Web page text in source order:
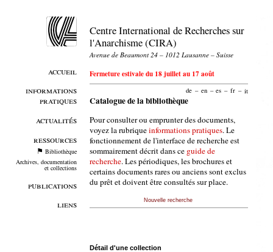
accueil
informations
pratiques
actualités
ressources
Bibliothèque
Archives, documentation
et collections
publications
liens
Centre International de Recherches sur
l'Anarchisme (CIRA)
Avenue de Beaumont 24 – 1012 Lausanne – Suisse
Fermeture estivale du 18 juillet au 17 août
de – en – es – fr – it
Catalogue de la bibliothèque
Pour consulter ou emprunter des documents,
voyez la rubriqueinformations pratiques. Le
fonctionnement de l'interface de recherche est
sommairement décrit dans ce guide de
recherche. Les périodiques, les brochures et
certains documents rares ou anciens sont exclus
du prêt et doivent être consultés sur place.
Nouvelle recherche
Détail d'une collection